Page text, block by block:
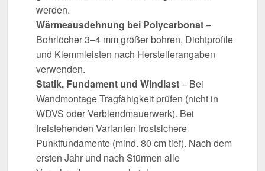
werden.
Wärmeausdehnung bei Polycarbonat–
Bohrlöcher 3–4 mm größer bohren, Dichtprofile
und Klemmleisten nach Herstellerangaben
verwenden.
Statik, Fundament und Windlast– Bei
Wandmontage Tragfähigkeit prüfen (nicht in
WDVS oder Verblendmauerwerk). Bei
freistehenden Varianten frostsichere
Punktfundamente (mind. 80 cm tief). Nach dem
ersten Jahr und nach Stürmen alle